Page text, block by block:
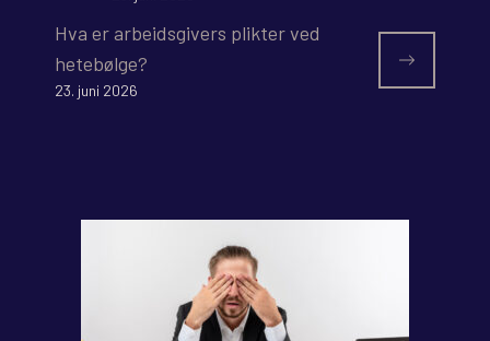
Hva er arbeidsgivers plikter ved
hetebølge?
23. juni 2026